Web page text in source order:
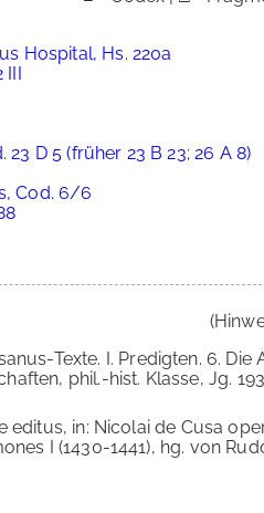
Hospital, Hs. 220a
III
D 5 (früher 23 B 23; 26 A 8)
Cod. 6/6
Texte. I. Predigten. 6.
phil.-hist. Klasse, Jg.
editus, in: Nicolai de Cusa
I (1430-1441), hg. von